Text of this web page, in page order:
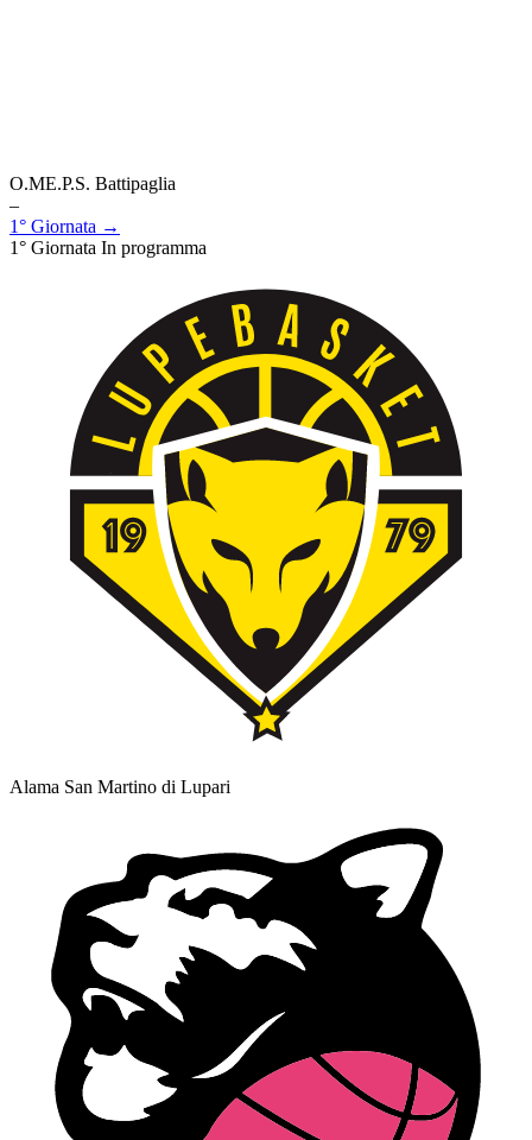
O.ME.P.S. Battipaglia
–
1° Giornata →
1° Giornata In programma
Alama San Martino di Lupari